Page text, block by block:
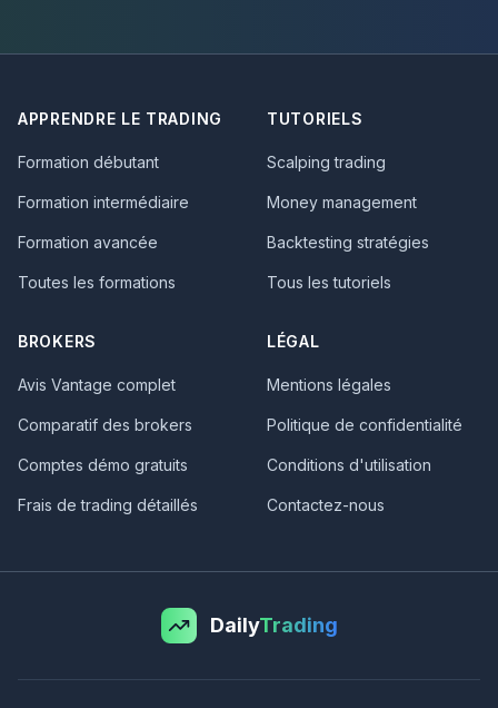
APPRENDRE LE TRADING
Formation débutant
Formation intermédiaire
Formation avancée
Toutes les formations
TUTORIELS
Scalping trading
Money management
Backtesting stratégies
Tous les tutoriels
BROKERS
Avis Vantage complet
Comparatif des brokers
Comptes démo gratuits
Frais de trading détaillés
LÉGAL
Mentions légales
Politique de confidentialité
Conditions d'utilisation
Contactez-nous
DailyTrading